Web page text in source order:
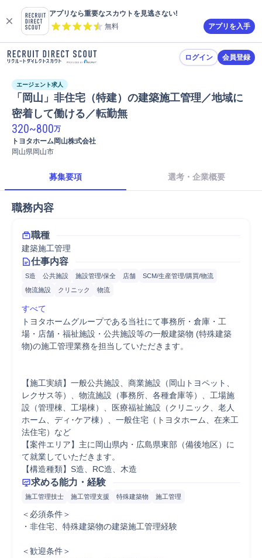
アプリなら重要なスカウトを見逃さない!
無料
アプリを入手
ログイン 会員登録
エージェント求人
「岡山」非住宅（特建）の建築施工管理／地域に
密着して働ける／転勤無
320~800万
トヨタホーム岡山株式会社
岡山県岡山市
募集要項 選考・企業概要
職務内容
職種
建築施工管理
仕事内容
S造 公共施設 施設管理/保全 店舗
SCM/生産管理/購買/物流
物流施設
クリニック 物流
すべて
トヨタホームグループである当社にて事務所・倉庫・工
場・店舗・福祉施設・公共施設等の一般建築物 (特殊建築
物)の施工管理業務を担当していただきます。
【施工実績】一般公共施設、商業施設（岡山トヨペット、
レクサス等）、物流施設（事務所、各種倉庫等）、工場施
設（管理棟、工場棟）、医療福祉施設（クリニック、老人
ホーム、ディ･ケア棟）、一般住宅（トヨタホーム、在来工
法住宅）など
【案件エリア】主に岡山県内・広島県東部（備後地区）に
て就業していただきます。
【構造種類】S造、RC造、木造
求める能力・経験
施工管理技士 施工管理支援 特殊建築物 施工管理
＜必須条件＞
・非住宅、特殊建築物の建築施工管理経験
＜歓迎条件＞